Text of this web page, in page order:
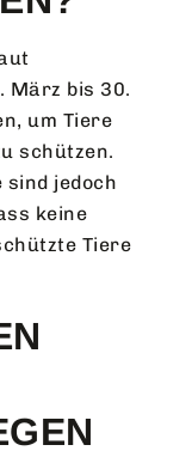
März bis 30.
um Tiere
schützen.
sind jedoch
keine
Tiere
D